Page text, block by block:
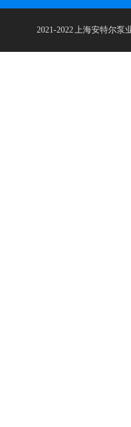
2021-2022 上海安特尔